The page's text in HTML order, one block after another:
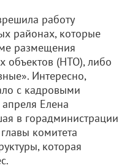
работу
районах, которые
размещения
объектов (НТО), либо
Интересно,
с кадровыми
Елена
в горадминистрации
комитета
которая